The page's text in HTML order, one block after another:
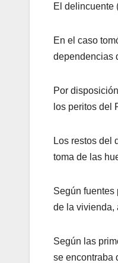
El delincuente
En el caso
dependencias
Por
los peritos del
Los restos del
toma de las
Según fuentes
de la vivienda,
Según las
se encontraba